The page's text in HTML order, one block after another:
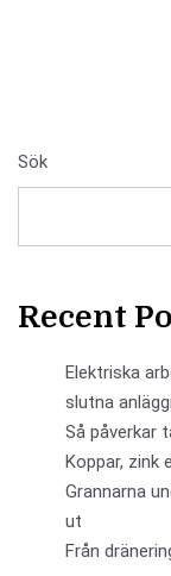
Sök
Recent
Elektriska
slutna
Så påverkar
Koppar, zink
Grannarna
ut
Från